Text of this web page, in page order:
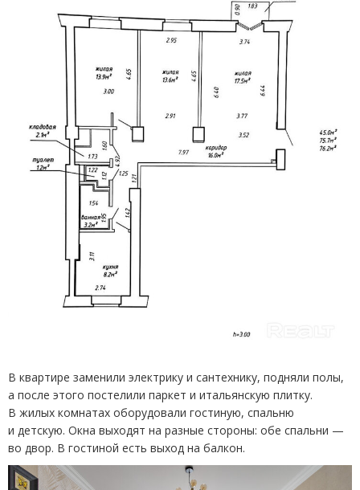
В квартире заменили электрику и сантехнику, подняли полы,
а после этого постелили паркет и итальянскую плитку.
В жилых комнатах оборудовали гостиную, спальню
и детскую. Окна выходят на разные стороны: обе спальни —
во двор. В гостиной есть выход на балкон.